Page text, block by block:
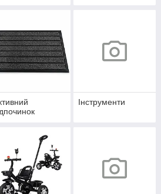
Інструменти